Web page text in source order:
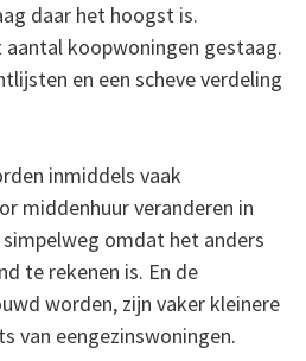
daar het hoogst is.
koopwoningen gestaag.
en een scheve verdeling
inmiddels vaak
middenhuur veranderen in
omdat het anders
te rekenen is. En de
worden, zijn vaker kleinere
van eengezinswoningen.